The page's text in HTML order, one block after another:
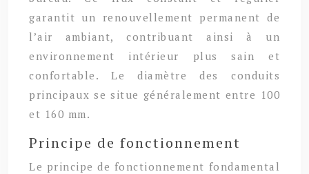
garantit un renouvellement permanent de
l’air ambiant, contribuant ainsi à un
environnement intérieur plus sain et
confortable. Le diamètre des conduits
principaux se situe généralement entre 100
et 160 mm.
Principe de fonctionnement
Le principe de fonctionnement fondamental